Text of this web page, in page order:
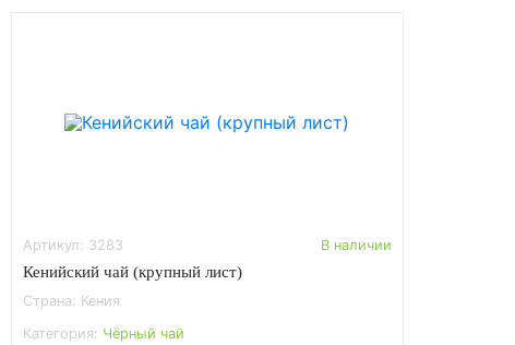
Артикул: 3283 В наличии
Кенийский чай (крупный лист)
Страна: Кения
Категория: Чёрный чай